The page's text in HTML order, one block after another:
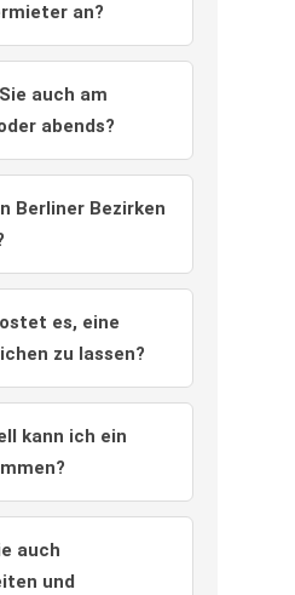
an?
auch am
abends?
Berliner Bezirken
es, eine
zu lassen?
kann ich ein
auch
und